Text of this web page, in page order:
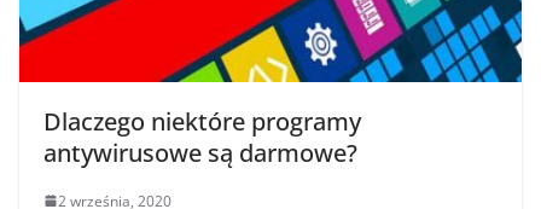
Dlaczego niektóre programy
antywirusowe są darmowe?
2 września, 2020